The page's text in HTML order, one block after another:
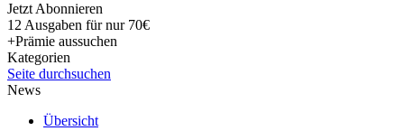
Jetzt Abonnieren
12 Ausgaben für nur 70€
+Prämie aussuchen
Kategorien
Seite durchsuchen
News
Übersicht